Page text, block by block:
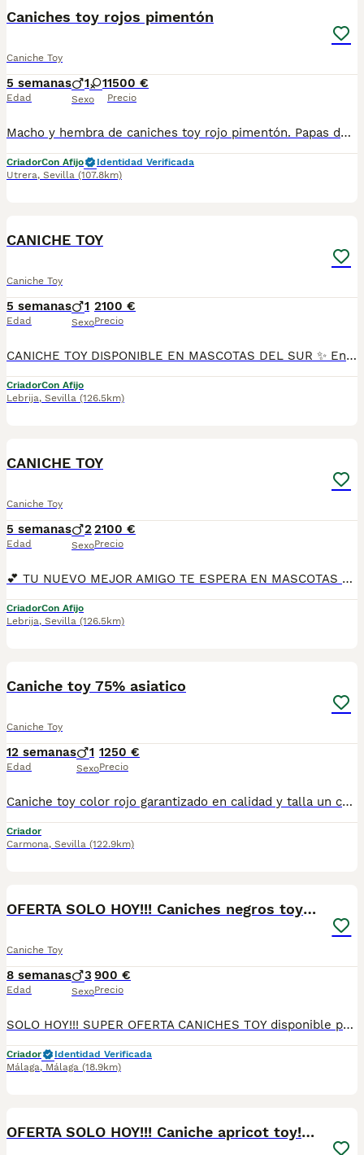
Caniches toy rojos pimentón
Caniche Toy
5 semanas
Edad
1 1
Sexo
1500 €
Precio
Macho y hembra de caniches toy rojo pimentón. Papas de tan solo 2 kilos. Macho 1.500 Se entregan con 60 dias, vacunas acordes a la edad de entrega, desparacitaciones, cartilla y revisión veterinaria antes de la entrega. Sociabilizados y criados en ambiente familiar. Se puede venir a ver sin compromiso. Somos criadores con núcleo zoológico, afijo y página Google con reseñas. 652 244 301
CriadorCon Afijo
Identidad Verificada
Utrera, Sevilla (107.8km)
CANICHE TOY
Caniche Toy
5 semanas
Edad
1
Sexo
2100 €
Precio
CANICHE TOY DISPONIBLE EN MASCOTAS DEL SUR ✨ En Mascotas del Sur tenemos disponibles preciosos Caniches Toy, criados con mucho cariño, dedicación y en un ambiente familiar, donde reciben una excelente socialización desde sus primeras semanas de vida. Somos un criadero con Núcleo Zoológico autorizado, licencia de apertura y código de explotación, ofreciendo la tranquilidad de adquirir un cachorro criado de forma responsable. 📍 Ubicados en Sevilla 📞 611 723 226 📸 Instagram: @mimascotasdelsur057 Descubre más fotos y vídeos reales de nuestros cachorros. Nuestros cachorros se entregan: ✅ Revisados por veterinario. ✅ Con microchip. ✅ Pasaporte y cartilla sanitaria. ✅ Vacunados y desparasitados. ✅ Contrato con garantías víricas y congénitas. 🚚 Realizamos envíos a toda España. (El coste del transporte no está incluido en el precio del cachorro). También ofrecemos: 🏡 Recogida en nuestras instalaciones. 📱 Videollamada para conocer al cachorro antes de reservarlo. 🔒 Posibilidad de reserva y pago contrareembolso. 💶 El precio publicado en el anuncio es el precio real. 🐾 Criados con dedicación y cariño para que lleguen sanos, equilibrados y perfectamente adaptados a su nueva familia. Solo atendemos a personas realmente interesadas en ofrecer un hogar responsable y lleno de amor. #CanicheToy #Caniche #PoodleToy #CanicheEspaña #CachorroCaniche #MascotasDelSur057 #MascotasDelSur #CachorrosSevilla #CriaderoAutorizado #NucleoZoologico #PerrosDeCompañia #CachorrosConAmor #PerrosFelices #CachorrosEspaña #AmorAnimal
CriadorCon Afijo
Lebrija, Sevilla (126.5km)
CANICHE TOY
Caniche Toy
5 semanas
Edad
2
Sexo
2100 €
Precio
💕 TU NUEVO MEJOR AMIGO TE ESPERA EN MASCOTAS DEL SUR 💕 Tenemos disponibles encantadores Caniches Toy, una raza conocida por su inteligencia, elegancia y carácter cariñoso. Nuestros cachorros crecen en un entorno familiar, rodeados de atención, cuidados y mucho cariño. En Mascotas del Sur contamos con Núcleo Zoológico autorizado, licencia de apertura y código de explotación, garantizando una cría responsable y el bienestar de todos nuestros cachorros. 📍 Sevilla 📞 611 723 226 📸 Instagram: @mimascotasdelsur057 Nuestros cachorros se entregan: 🐾 Revisados por veterinario. 🐾 Con microchip. 🐾 Pasaporte y cartilla sanitaria. 🐾 Vacunados y desparasitados. 🐾 Contrato con garantías víricas y congénitas. 🚚 Envíos a toda España. (Gastos de transporte no incluidos en el precio del cachorro). Además disponemos de: 📱 Videollamada para conocer al cachorro antes de la reserva. 🏡 Recogida en nuestras instalaciones. 🔒 Reserva y pago contrareembolso. 💶 El precio indicado en el anuncio es el precio real. 🐾 Nuestro compromiso es entregar cachorros sanos, bien socializados y preparados para comenzar una nueva vida junto a su familia. Buscamos hogares responsables donde reciban el cariño y los cuidados que merecen durante toda su vida. #CanicheToy #PoodleToy #CanicheEspaña #CanicheToyEspaña #CachorrosCaniche #MascotasDelSur057 #MascotasDelSur #CachorrosSevilla #CriaderoAutorizado #NucleoZoologico #PerrosDeCompañia #PerrosFelices #CachorrosEspaña #AmorAnimal #Poodle
CriadorCon Afijo
Lebrija, Sevilla (126.5km)
Caniche toy 75% asiatico
Caniche Toy
12 semanas
Edad
1
Sexo
1250 €
Precio
Caniche toy color rojo garantizado en calidad y talla un cachorro de una cruA muy esperada ñ, perro de mucha calidad de padres importados de china, posibilidad de enviar a cualquier punto de España ñ.
Criador
Carmona, Sevilla (122.9km)
OFERTA SOLO HOY!!! Caniches negros toy🐾🐶
Caniche Toy
8 semanas
Edad
3
Sexo
900 €
Precio
SOLO HOY!!! SUPER OFERTA CANICHES TOY disponible para entregar . Se encuentra en Sevilla,tambien disponemos de transporte. Vacunada,desparasitada y con la cartilla adecuada a su edad. Pregunten sin compromiso
Criador
Identidad Verificada
Málaga, Málaga (18.9km)
OFERTA SOLO HOY!!! Caniche apricot toy!🐶🐾